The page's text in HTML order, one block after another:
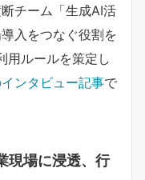
チーム「生成AI活
入をつなぐ役割を
用ルールを策定し
ンタビュー記事で
現場に浸透、行